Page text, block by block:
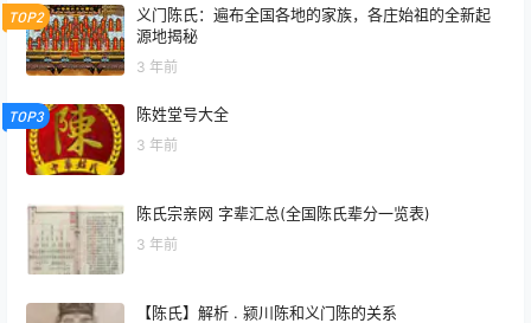
TOP2
义门陈氏：遍布全国各地的家族，各庄始祖的全新起
源地揭秘
3 年前
TOP3 陈姓堂号大全
3 年前
陈氏宗亲网 字辈汇总(全国陈氏辈分一览表)
3 年前
【陈氏】解析 . 颍川陈和义门陈的关系